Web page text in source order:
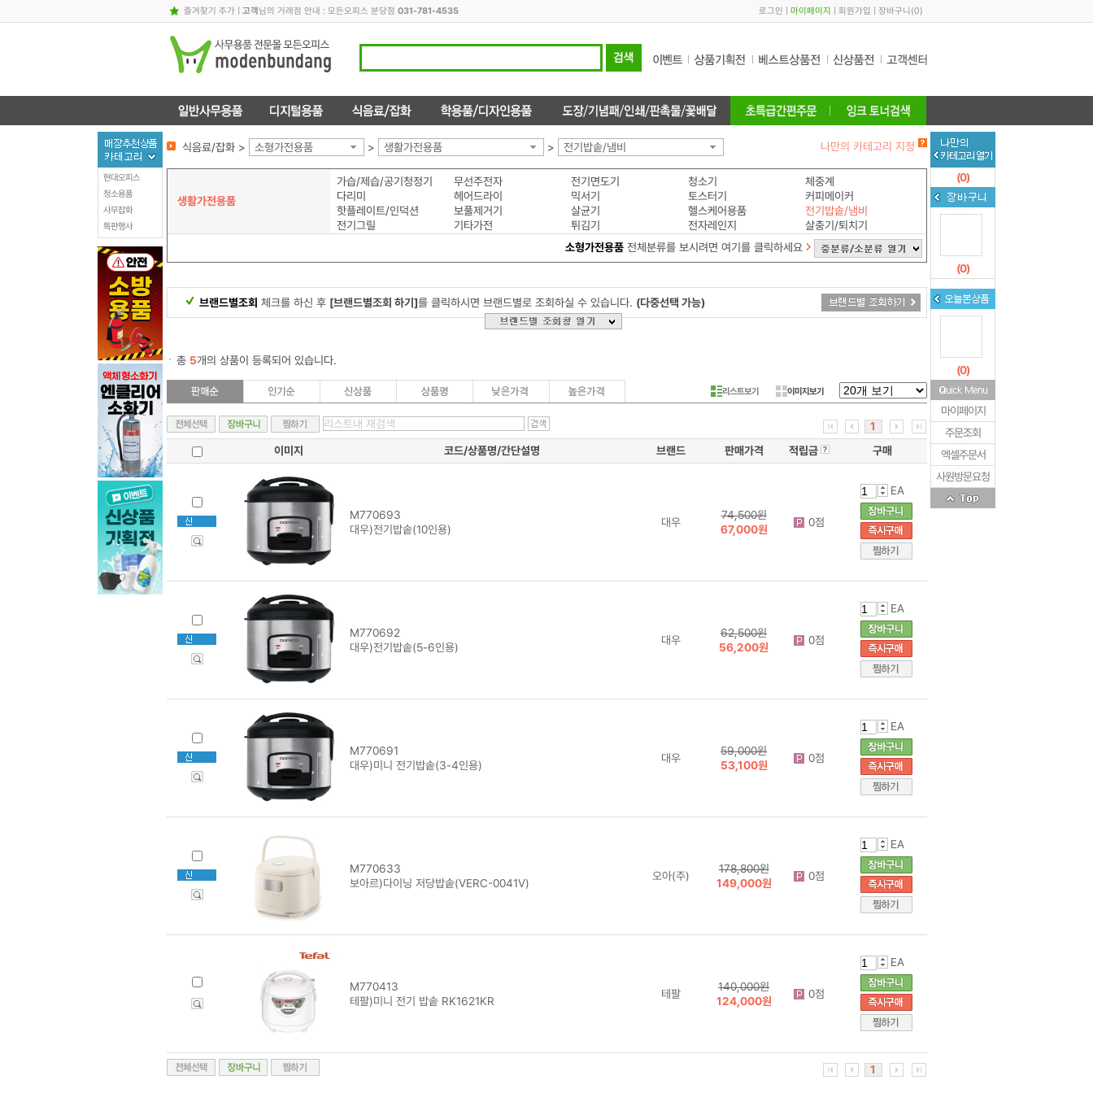
즐겨찾기 추가| 고객님의 거래점 안내 : 모든오피스 분당점 031-781-4535 로그인 마이페이지 회원가입 장바구니 (0)
식음료/잡화 > 소형가전용품 > 생활가전용품 > 전기밥솥/냄비 나만의 카테고리 지정
생활가전용품
가습/제습/공기청정기 무선주전자 전기면도기 청소기
체중계
다리미
헤어드라이 믹서기 토스터기
커피메이커
핫플레이트/인덕션
보풀제거기 살균기 헬스케어용품
전기밥솥/냄비
전기그릴
기타가전 튀김기 전자레인지
살충기/퇴치기
소형가전용품전체분류를 보시려면 여기를 클릭하세요
브랜드별조회 체크를 하신 후 [브랜드별조회 하기]를 클릭하시면 브랜드별로 조회하실 수 있습니다. (다중선택 가능)
총 5개의 상품이 등록되어 있습니다.
리스트보기 이미지보기
1
이미지
코드/상품명/간단설명 브랜드 판매가격 적립금 구매
M770693
대우)전기밥솥(10인용)
대우
74,500원
67,000원
0점
EA
M770692
대우)전기밥솥(5-6인용)
대우
62,500원
56,200원
0점
EA
M770691
대우)미니 전기밥솥(3-4인용)
대우
59,000원
53,100원
0점
EA
M770633
보아르)다이닝 저당밥솥(VERC-0041V)
오아(주)
178,800원
149,000원
0점
EA
M770413
테팔)미니 전기 밥솥 RK1621KR
테팔
140,000원
124,000원
0점
EA
1
현대오피스
청소용품
사무잡화
특판행사
(0)
(0)
(0)
마이페이지
주문조회
엑셀주문서
사원방문요청